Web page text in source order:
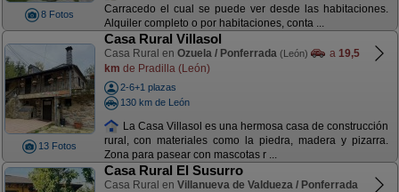
8 Fotos
Carracedo el cual se puede ver desde las habitaciones.
Alquiler completo o por habitaciones, conta ...
13 Fotos
Casa Rural Villasol
Casa Rural en Ozuela / Ponferrada (León) a 19,5
km de Pradilla (León)
2-6+1 plazas
130 km de León
La Casa Villasol es una hermosa casa de construcción
rural, con materiales como la piedra, madera y pizarra.
Zona para pasear con mascotas r ...
Casa Rural El Susurro
Casa Rural en Villanueva de Valdueza / Ponferrada